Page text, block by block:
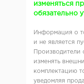
изменяться
обязательно
Информация о
и не является
Производители
изменять
комплектацию
уведомляя